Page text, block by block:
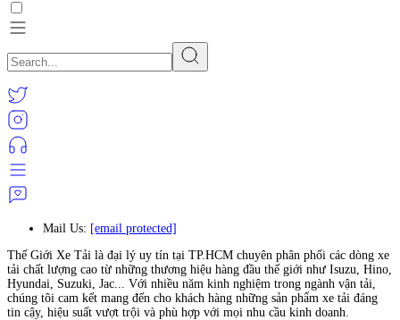
Mail Us: [email protected]
Thế Giới Xe Tải là đại lý uy tín tại TP.HCM chuyên phân phối các dòng xe
tải chất lượng cao từ những thương hiệu hàng đầu thế giới như Isuzu, Hino,
Hyundai, Suzuki, Jac... Với nhiều năm kinh nghiệm trong ngành vận tải,
chúng tôi cam kết mang đến cho khách hàng những sản phẩm xe tải đáng
tin cậy, hiệu suất vượt trội và phù hợp với mọi nhu cầu kinh doanh.